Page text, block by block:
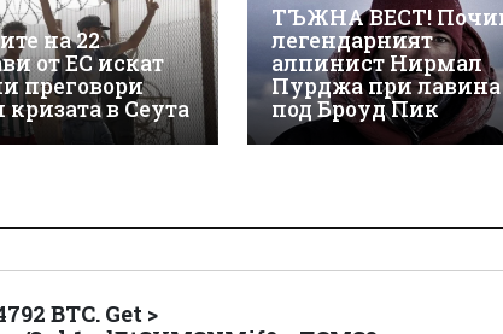
на 22
от ЕС искат
преговори
кризата в Сеута
ТЪЖНА ВЕСТ!
легендарният
алпинист Нирмал
Пурджа при лавина
под Броуд Пик
BTC. Get >